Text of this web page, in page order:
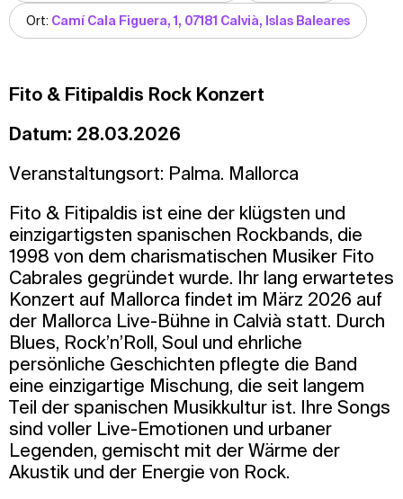
Ort: Camí Cala Figuera, 1, 07181 Calvià, Islas Baleares
Fito & Fitipaldis Rock Konzert
Datum: 28.03.2026
Veranstaltungsort: Palma. Mallorca
Fito & Fitipaldis ist eine der klügsten und
einzigartigsten spanischen Rockbands, die
1998 von dem charismatischen Musiker Fito
Cabrales gegründet wurde. Ihr lang erwartetes
Konzert auf Mallorca findet im März 2026 auf
der Mallorca Live-Bühne in Calvià statt. Durch
Blues, Rock’n’Roll, Soul und ehrliche
persönliche Geschichten pflegte die Band
eine einzigartige Mischung, die seit langem
Teil der spanischen Musikkultur ist. Ihre Songs
sind voller Live-Emotionen und urbaner
Legenden, gemischt mit der Wärme der
Akustik und der Energie von Rock.